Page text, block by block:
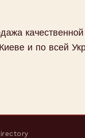
и по всей